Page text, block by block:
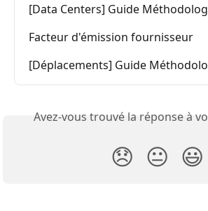
[Data Centers] Guide
Facteur d'émission fournisseur
[Déplacements] Guide
Avez-vous trouvé la réponse à
😞 😐 😃